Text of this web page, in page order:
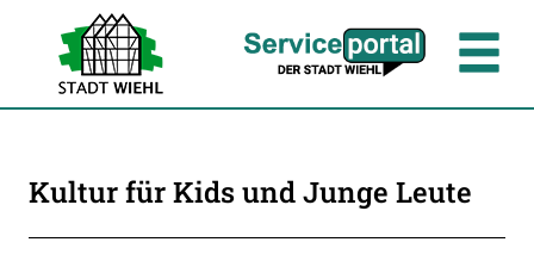
Zum Hauptinhalt springen
Zum Header
Zum Hauptinhalt
Zum Footer
Kultur für Kids und Junge Leute